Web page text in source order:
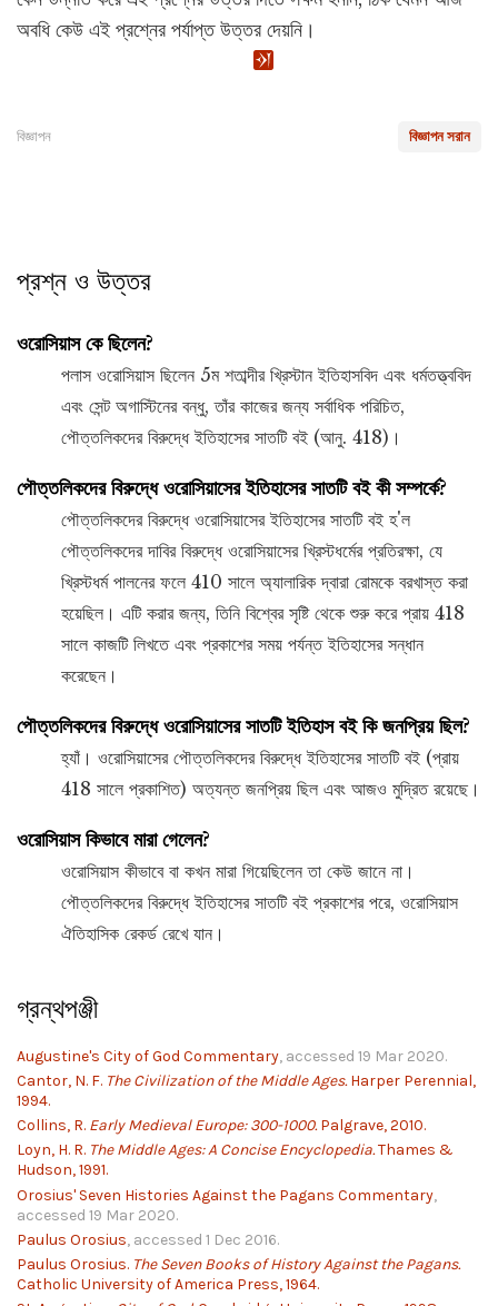
অবধি কেউ এই প্রশ্নের পর্যাপ্ত উত্তর দেয়নি।
বিজ্ঞাপন সরান
বিজ্ঞাপন
প্রশ্ন ও উত্তর
ওরোসিয়াস কে ছিলেন?
পলাস ওরোসিয়াস ছিলেন 5ম শতাব্দীর খ্রিস্টান ইতিহাসবিদ এবং ধর্মতত্ত্ববিদ
এবং সেন্ট অগাস্টিনের বন্ধু, তাঁর কাজের জন্য সর্বাধিক পরিচিত,
পৌত্তলিকদের বিরুদ্ধে ইতিহাসের সাতটি বই (আনু. 418)।
পৌত্তলিকদের বিরুদ্ধে ওরোসিয়াসের ইতিহাসের সাতটি বই কী সম্পর্কে?
পৌত্তলিকদের বিরুদ্ধে ওরোসিয়াসের ইতিহাসের সাতটি বই হ'ল
পৌত্তলিকদের দাবির বিরুদ্ধে ওরোসিয়াসের খ্রিস্টধর্মের প্রতিরক্ষা, যে
খ্রিস্টধর্ম পালনের ফলে 410 সালে অ্যালারিক দ্বারা রোমকে বরখাস্ত করা
হয়েছিল। এটি করার জন্য, তিনি বিশ্বের সৃষ্টি থেকে শুরু করে প্রায় 418
সালে কাজটি লিখতে এবং প্রকাশের সময় পর্যন্ত ইতিহাসের সন্ধান
করেছেন।
পৌত্তলিকদের বিরুদ্ধে ওরোসিয়াসের সাতটি ইতিহাস বই কি জনপ্রিয় ছিল?
হ্যাঁ। ওরোসিয়াসের পৌত্তলিকদের বিরুদ্ধে ইতিহাসের সাতটি বই (প্রায়
418 সালে প্রকাশিত) অত্যন্ত জনপ্রিয় ছিল এবং আজও মুদ্রিত রয়েছে।
ওরোসিয়াস কিভাবে মারা গেলেন?
ওরোসিয়াস কীভাবে বা কখন মারা গিয়েছিলেন তা কেউ জানে না।
পৌত্তলিকদের বিরুদ্ধে ইতিহাসের সাতটি বই প্রকাশের পরে, ওরোসিয়াস
ঐতিহাসিক রেকর্ড রেখে যান।
গ্রন্থপঞ্জী
Augustine's City of God Commentary, accessed 19 Mar 2020.
Cantor, N. F. The Civilization of the Middle Ages.Harper Perennial,
1994.
Collins, R. Early Medieval Europe: 300-1000.Palgrave, 2010.
Loyn, H. R. The Middle Ages: A Concise Encyclopedia.Thames &
Hudson, 1991.
Orosius' Seven Histories Against the Pagans Commentary,
accessed 19 Mar 2020.
Paulus Orosius, accessed 1 Dec 2016.
Paulus Orosius. The Seven Books of History Against the Pagans.
Catholic University of America Press, 1964.